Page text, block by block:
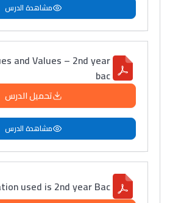
مشاهدة الدرس
and Values – 2nd year
bac
تحميل الدرس
مشاهدة الدرس
used is 2nd year Bac